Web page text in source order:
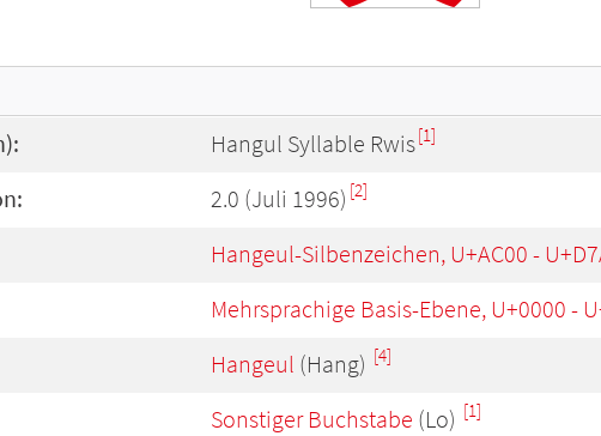
Hangul Syllable Rwis[1]
2.0 (Juli 1996) [2]
Hangeul-Silbenzeichen, U+AC00 -
Mehrsprachige Basis-Ebene, U+0000 -
Hangeul (Hang) [4]
Sonstiger Buchstabe (Lo) [1]